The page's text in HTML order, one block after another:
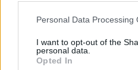
Personal Data Processing
I want to opt-out of the
personal data.
Opted In
dell’esistenza di un
una legge naturale
comportamento